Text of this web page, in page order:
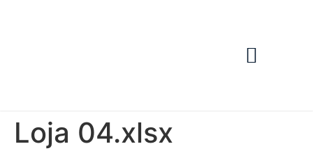
Loja 04.xlsx